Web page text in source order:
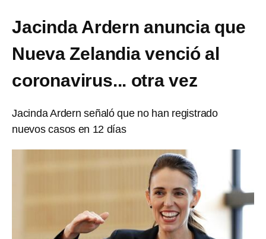
Jacinda Ardern anuncia que
Nueva Zelandia venció al
coronavirus... otra vez
Jacinda Ardern señaló que no han registrado
nuevos casos en 12 días